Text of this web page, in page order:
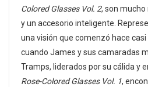
Colored Glasses Vol. 2, son
y un accesorio inteligente.
una visión que comenzó hace
cuando James y sus camaradas
Tramps, liderados por su cálida y
Rose-Colored Glasses Vol. 1,